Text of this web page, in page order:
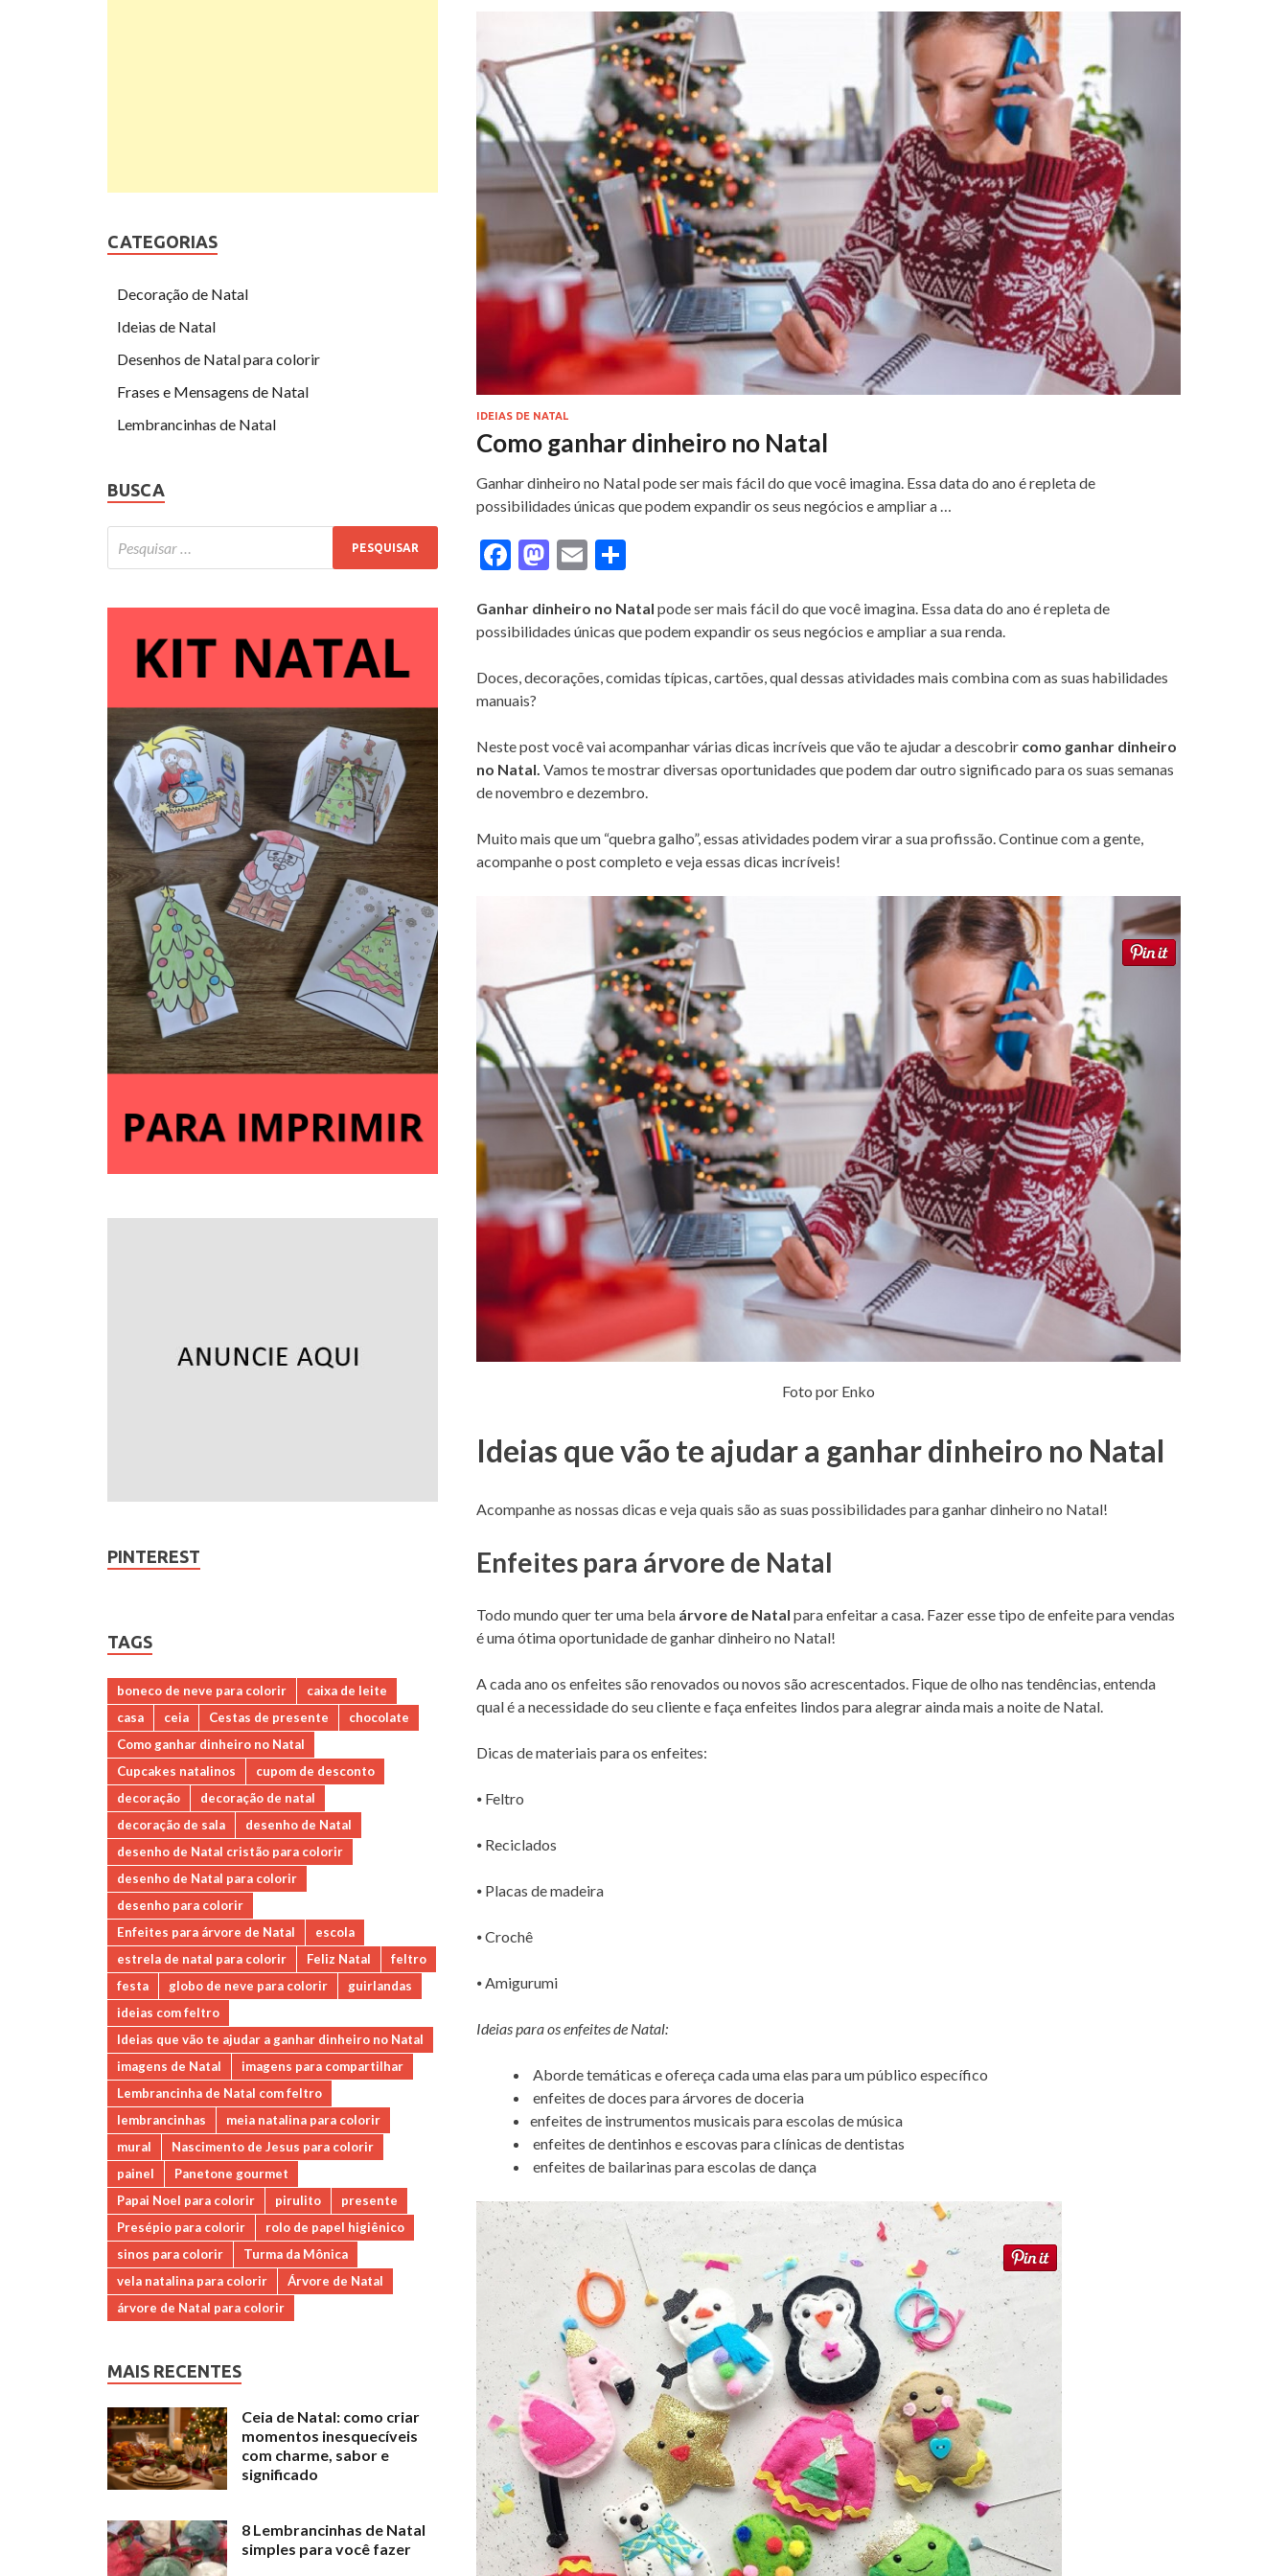
IDEIAS DE NATAL
Como ganhar dinheiro no Natal
Ganhar dinheiro no Natal pode ser mais fácil do que você imagina. Essa data do ano é repleta de
possibilidades únicas que podem expandir os seus negócios e ampliar a …
F
e
b
o
o
k
M
to
d
o
E
ai
l
ar
e
Ganhar dinheiro no Natal pode ser mais fácil do que você imagina. Essa data do ano é repleta de
possibilidades únicas que podem expandir os seus negócios e ampliar a sua renda.
Doces, decorações, comidas típicas, cartões, qual dessas atividades mais combina com as suas habilidades
manuais?
Neste post você vai acompanhar várias dicas incríveis que vão te ajudar a descobrir como ganhar dinheiro
no Natal. Vamos te mostrar diversas oportunidades que podem dar outro significado para os suas semanas
de novembro e dezembro.
Muito mais que um “quebra galho”, essas atividades podem virar a sua profissão. Continue com a gente,
acompanhe o post completo e veja essas dicas incríveis!
Foto por Enko
Ideias que vão te ajudar a ganhar dinheiro no Natal
Acompanhe as nossas dicas e veja quais são as suas possibilidades para ganhar dinheiro no Natal!
Enfeites para árvore de Natal
Todo mundo quer ter uma bela árvore de Natal para enfeitar a casa. Fazer esse tipo de enfeite para vendas
é uma ótima oportunidade de ganhar dinheiro no Natal!
A cada ano os enfeites são renovados ou novos são acrescentados. Fique de olho nas tendências, entenda
qual é a necessidade do seu cliente e faça enfeites lindos para alegrar ainda mais a noite de Natal.
Dicas de materiais para os enfeites:
⦁ Feltro
⦁ Reciclados
⦁ Placas de madeira
⦁ Crochê
⦁ Amigurumi
Ideias para os enfeites de Natal:
Aborde temáticas e ofereça cada uma elas para um público específico
enfeites de doces para árvores de doceria
enfeites de instrumentos musicais para escolas de música
enfeites de dentinhos e escovas para clínicas de dentistas
enfeites de bailarinas para escolas de dança
CATEGORIAS
Decoração de Natal
Ideias de Natal
Desenhos de Natal para colorir
Frases e Mensagens de Natal
Lembrancinhas de Natal
BUSCA
PINTEREST
TAGS
boneco de neve para colorir
caixa de leite
casa
ceia Cestas de presente
chocolate
Como ganhar dinheiro no Natal
Cupcakes natalinos
cupom de desconto
decoração
decoração de natal
decoração de sala
desenho de Natal
desenho de Natal cristão para colorir
desenho de Natal para colorir
desenho para colorir
Enfeites para árvore de Natal
escola
estrela de natal para colorir
Feliz Natal
feltro
festa
globo de neve para colorir
guirlandas
ideias com feltro
Ideias que vão te ajudar a ganhar dinheiro no Natal
imagens de Natal
imagens para compartilhar
Lembrancinha de Natal com feltro
lembrancinhas
meia natalina para colorir
mural
Nascimento de Jesus para colorir
painel
Panetone gourmet
Papai Noel para colorir
pirulito
presente
Presépio para colorir
rolo de papel higiênico
sinos para colorir
Turma da Mônica
vela natalina para colorir
Árvore de Natal
árvore de Natal para colorir
MAIS RECENTES
Ceia de Natal: como criar
momentos inesquecíveis
com charme, sabor e
significado
8 Lembrancinhas de Natal
simples para você fazer